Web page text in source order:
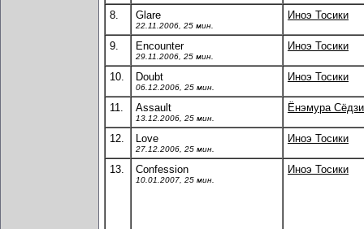
8. Glare
22.11.2006, 25 мин.
Иноэ Тосики
9. Encounter
29.11.2006, 25 мин.
Иноэ Тосики
10. Doubt
06.12.2006, 25 мин.
Иноэ Тосики
11. Assault
13.12.2006, 25 мин.
Ёнэмура Сёдзи
12. Love
27.12.2006, 25 мин.
Иноэ Тосики
13. Confession
10.01.2007, 25 мин.
Иноэ Тосики